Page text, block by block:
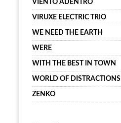
VIENTO ADENTRO
VIRUXE ELECTRIC TRIO
WE NEED THE EARTH
WERE
WITH THE BEST IN TOWN
WORLD OF DISTRACTIONS
ZENKO